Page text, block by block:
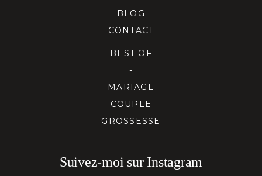
BLOG
CONTACT
BEST OF
-
MARIAGE
COUPLE
GROSSESSE
Suivez-moi sur Instagram